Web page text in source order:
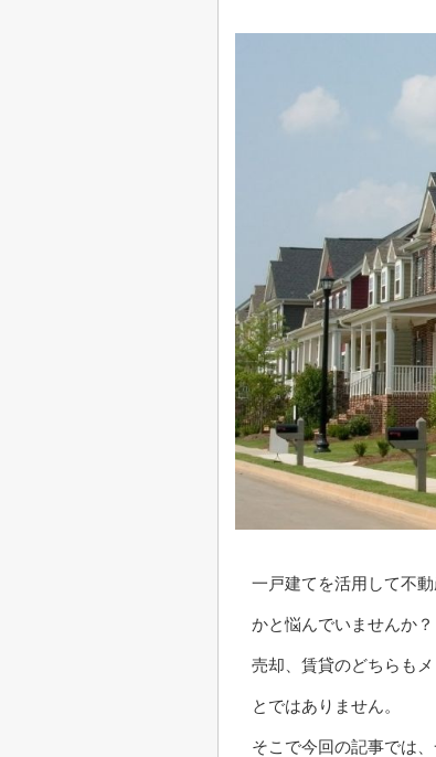
一戸建てを活用して不
かと悩んでいませんか？
売却、賃貸のどちらも
とではありません。
そこで今回の記事では